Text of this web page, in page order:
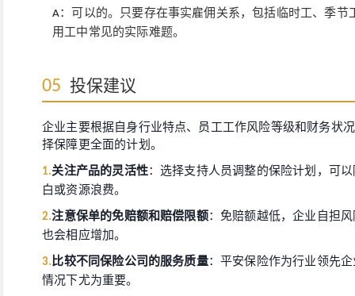
A：可以的。只要存在事实雇佣关系，包括临时工、季
用工中常见的实际难题。
05 投保建议
企业主要根据自身行业特点、员工工作风险等级和财务状
择保障更全面的计划。
1.关注产品的灵活性：选择支持人员调整的保险计划，可
白或资源浪费。
2.注意保单的免赔额和赔偿限额：免赔额越低，企业自担
也会相应增加。
3. 比较不同保险公司的服务质量：平安保险作为行业领先
情况下尤为重要。